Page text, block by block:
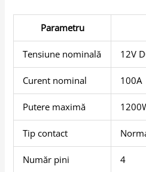
Parametru
Tensiune nominală 12V
Curent nominal 100A
Putere maximă
Tip contact
Număr pini 4